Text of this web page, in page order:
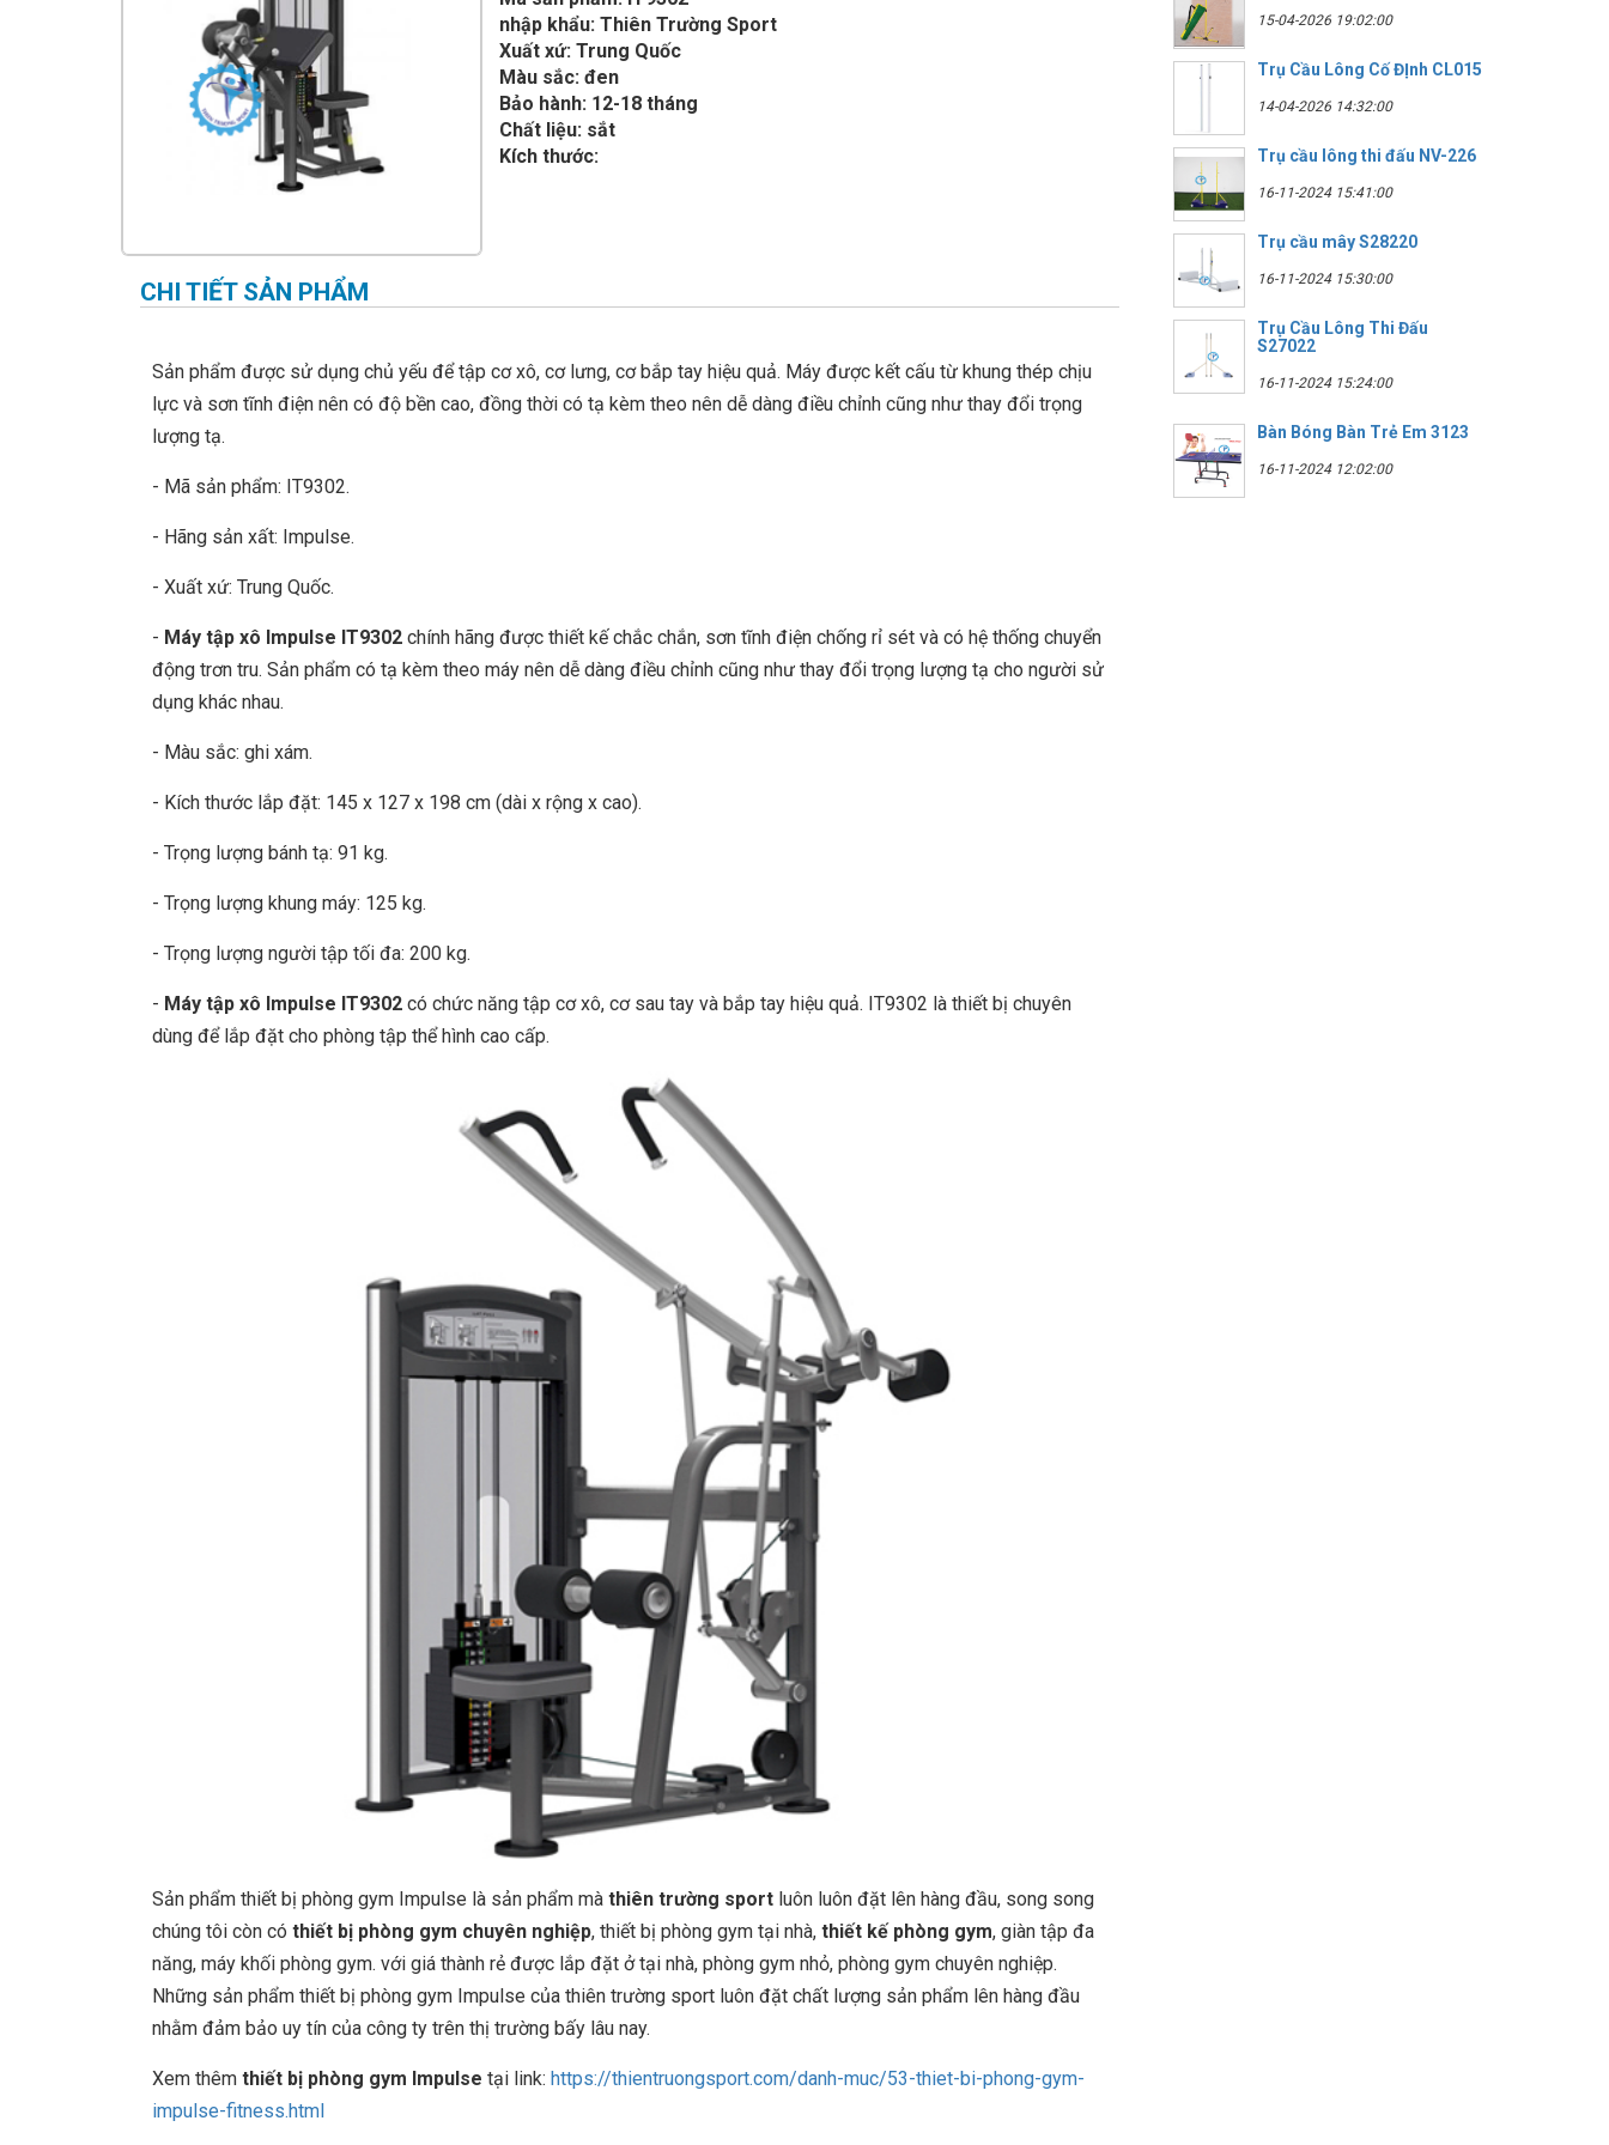
THIẾT BỊ PHÒNG GYM THIÊN
TRƯỜNG
CỎ NHÂN TẠO
nhập khẩu: Thiên Trường Sport
Xuất xứ: Trung Quốc
Màu sắc: đen
Bảo hành: 12-18 tháng
Chất liệu: sắt
Kích thước:
CHI TIẾT SẢN PHẨM
Sản phẩm được sử dụng chủ yếu để tập cơ xô, cơ lưng, cơ bắp tay hiệu quả. Máy được kết cấu từ khung thép chịu
lực và sơn tĩnh điện nên có độ bền cao, đồng thời có tạ kèm theo nên dễ dàng điều chỉnh cũng như thay đổi trọng
lượng tạ.
- Mã sản phẩm: IT9302.
- Hãng sản xất: Impulse.
- Xuất xứ: Trung Quốc.
- Máy tập xô Impulse IT9302 chính hãng được thiết kế chắc chắn, sơn tĩnh điện chống rỉ sét và có hệ thống chuyển
động trơn tru. Sản phẩm có tạ kèm theo máy nên dễ dàng điều chỉnh cũng như thay đổi trọng lượng tạ cho người sử
dụng khác nhau.
- Màu sắc: ghi xám.
- Kích thước lắp đặt: 145 x 127 x 198 cm (dài x rộng x cao).
- Trọng lượng bánh tạ: 91 kg.
- Trọng lượng khung máy: 125 kg.
- Trọng lượng người tập tối đa: 200 kg.
- Máy tập xô Impulse IT9302 có chức năng tập cơ xô, cơ sau tay và bắp tay hiệu quả. IT9302 là thiết bị chuyên
dùng để lắp đặt cho phòng tập thể hình cao cấp.
Sản phẩm thiết bị phòng gym Impulse là sản phẩm mà thiên trường sport luôn luôn đặt lên hàng đầu, song song
chúng tôi còn có thiết bị phòng gym chuyên nghiệp, thiết bị phòng gym tại nhà, thiết kế phòng gym, giàn tập đa
năng, máy khối phòng gym. với giá thành rẻ được lắp đặt ở tại nhà, phòng gym nhỏ, phòng gym chuyên nghiệp.
Những sản phẩm thiết bị phòng gym Impulse của thiên trường sport luôn đặt chất lượng sản phẩm lên hàng đầu
nhằm đảm bảo uy tín của công ty trên thị trường bấy lâu nay.
Xem thêm thiết bị phòng gym Impulse tại link: https://thientruongsport.com/danh-muc/53-thiet-bi-phong-gym-
impulse-fitness.html
15-04-2026 19:02:00
Trụ Cầu Lông Cố ĐỊnh CL015
14-04-2026 14:32:00
Trụ cầu lông thi đấu NV-226
16-11-2024 15:41:00
Trụ cầu mây S28220
16-11-2024 15:30:00
Trụ Cầu Lông Thi Đấu
S27022
16-11-2024 15:24:00
Bàn Bóng Bàn Trẻ Em 3123
16-11-2024 12:02:00